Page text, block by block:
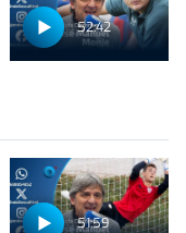
52:42
51:59